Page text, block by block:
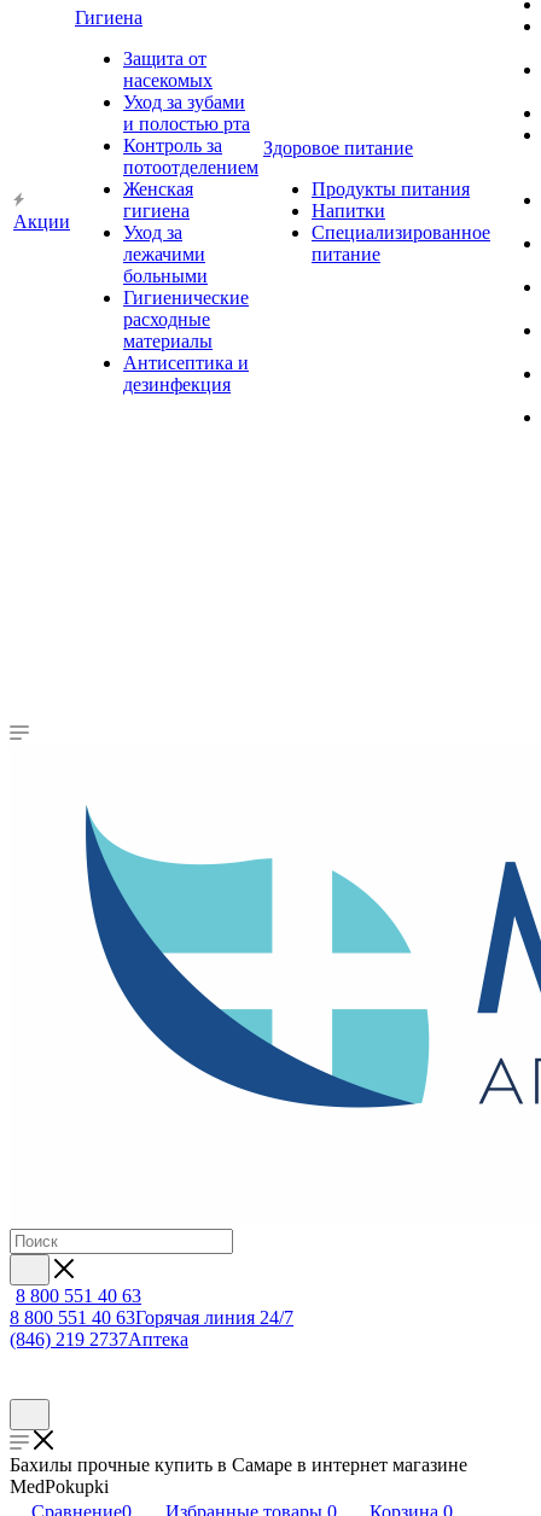
Акции
Гигиена
Защита от
насекомых
Уход за зубами
и полостью рта
Контроль за
потоотделением
Женская
гигиена
Уход за
лежачими
больными
Гигиенические
расходные
материалы
Антисептика и
дезинфекция
Здоровое питание
Продукты питания
Напитки
Специализированное
питание
8 800 551 40 63
8 800 551 40 63Горячая линия 24/7
(846) 219 2737Аптека
Бахилы прочные купить в Самаре в интернет магазине
MedPokupki
Сравнение0 Избранные товары 0 Корзина 0